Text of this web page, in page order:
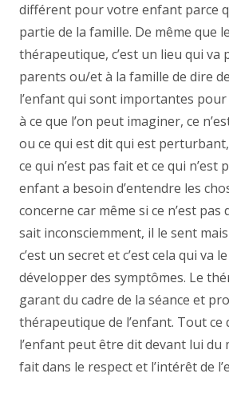
différent pour votre enfant parce
partie de la famille. De même que
thérapeutique, c’est un lieu qui va
parents ou/et à la famille de dire
l’enfant qui sont importantes
à ce que l’on peut imaginer, ce
ou ce qui est dit qui est
ce qui n’est pas fait et ce qui n’est
enfant a besoin d’entendre les
concerne car même si ce n’est
sait inconsciemment, il le sent
c’est un secret et c’est cela qui va
développer des symptômes. Le
garant du cadre de la séance et
thérapeutique de l’enfant. Tout ce
l’enfant peut être dit devant lui du
fait dans le respect et l’intérêt de